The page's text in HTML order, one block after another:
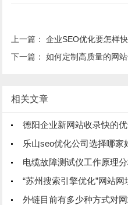
上一篇：企业SEO优化要怎样
下一篇：如何定制高质量的网
相关文章
德阳企业新网站收录快的
乐山seo优化公司选择哪家
电缆故障测试仪工作原理
“苏州搜索引擎优化”网站
外链目前有多少种方式对